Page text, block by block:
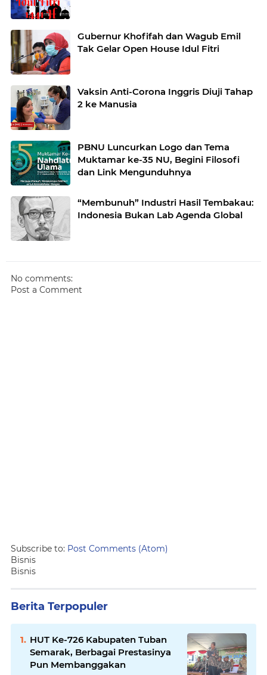
Gubernur Khofifah dan Wagub Emil
Tak Gelar Open House Idul Fitri
Vaksin Anti-Corona Inggris Diuji Tahap
2 ke Manusia
PBNU Luncurkan Logo dan Tema
Muktamar ke-35 NU, Begini Filosofi
dan Link Mengunduhnya
“Membunuh” Industri Hasil Tembakau:
Indonesia Bukan Lab Agenda Global
No comments:
Post a Comment
Subscribe to: Post Comments (Atom)
Bisnis
Bisnis
Berita Terpopuler
HUT Ke-726 Kabupaten Tuban
Semarak, Berbagai Prestasinya
Pun Membanggakan